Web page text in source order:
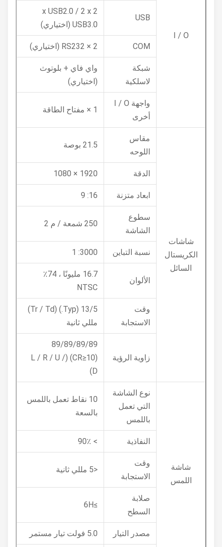
2 x USB2.0 / 2 x
USB3.0 (اختياري)
COM
شبكة
لاسلكية
واي فاي + بلوتوث
(اختياري)
واجهة I / O
أخرى
شاشات
الكريستال
السائل
مقاس
اللوحه
الدقة 1920 × 1080
ابعاد متزنة
سطوع
الشاشة
نسبة التباين 3000: 1
الألوان
16.7 مليونًا ، 74٪
NTSC
الاستجابة
13/5 (Typ.) (Tr / Td)
مللي ثانية
زاوية الرؤية
89/89/89/89
(CR≥10) (L / R / U /
شاشة
اللمس
نوع الشاشة
التي تعمل
باللمس
10 نقاط تعمل باللمس
بالسعة
النفاذية
الاستجابة
صلابة
السطح
مصدر التيار